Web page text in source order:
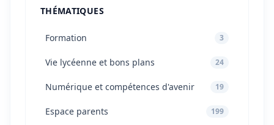
THÉMATIQUES
Formation 3
Vie lycéenne et bons plans 24
Numérique et compétences d'avenir 19
Espace parents 199